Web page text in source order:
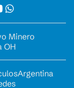
Minero
OH
Argentina